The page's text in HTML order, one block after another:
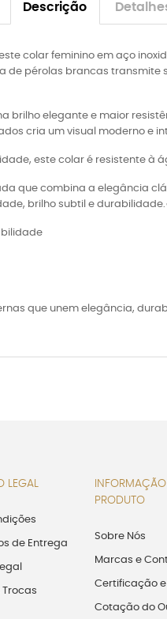
Descrição
colar feminino em aço
de pérolas brancas
brilho elegante e maior
cria um visual moderno e
este colar é resistente à
que combina a elegância
brilho subtil e
que unem elegância,
LEGAL
de Entrega
Trocas
PRODUTO
Sobre Nós
Marcas e
Certificação
Cotação do